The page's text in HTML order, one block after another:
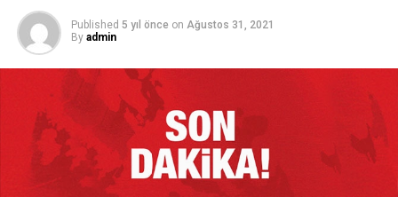
Published 5 yıl önce on Ağustos 31, 2021
By admin